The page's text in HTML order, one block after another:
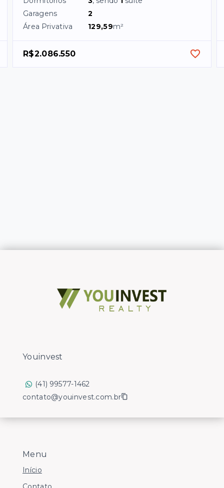
Garagens
2
Área Privativa
129,59m²
R$2.086.550
Menu
Início
Youinvest
(41) 99577-1462
contato@youinvest.com.br